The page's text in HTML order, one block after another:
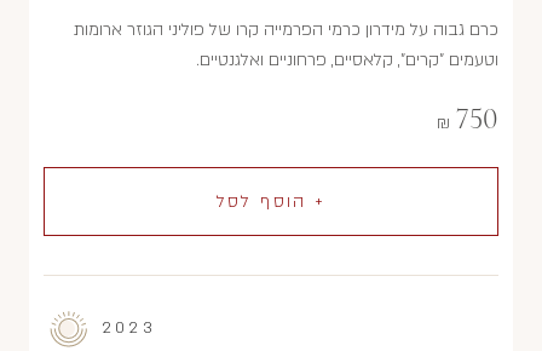
כרם גבוה על מידרון כרמי הפרמייה קרו של פוליני הגוזר ארומות
וטעמים "קרים", קלאסיים, פרחוניים ואלגנטיים.
750
₪
+ הוסף לסל
2023